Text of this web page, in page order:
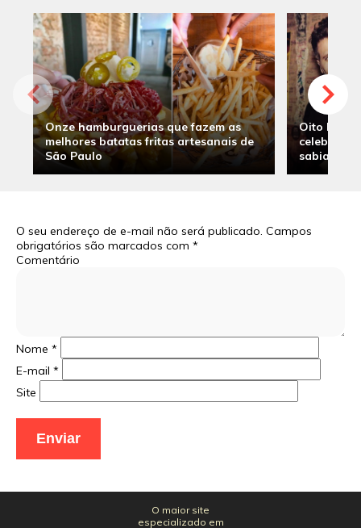
Onze hamburguerias que fazem as
melhores batatas fritas artesanais de
São Paulo
Oito
sabia
O seu endereço de e-mail não será publicado. Campos
obrigatórios são marcados com *
Comentário
Nome *
E-mail *
Site
O maior site
especializado em